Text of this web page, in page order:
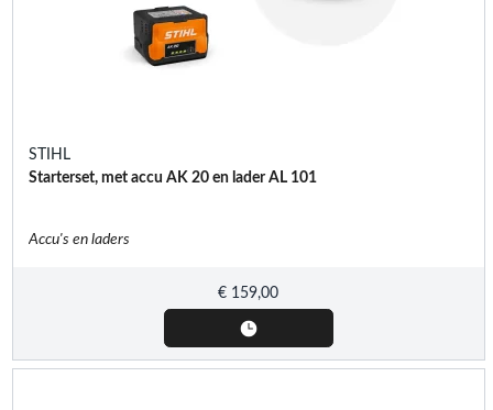
STIHL
Starterset, met accu AK 20 en lader AL 101
Accu's en laders
€ 159,00